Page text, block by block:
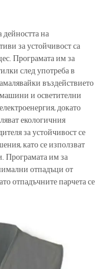
дейността на
за устойчивост са
Програмата им за
след употреба в
въздействието
машини и осветителни
докато
екологичния
за устойчивост се
като се използват
Програмата им за
отпадъци от
отпадъчните парчета се